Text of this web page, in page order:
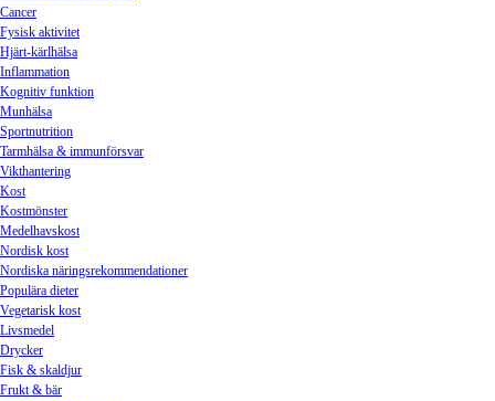
Cancer
Fysisk aktivitet
Hjärt-kärlhälsa
Inflammation
Kognitiv funktion
Munhälsa
Sportnutrition
Tarmhälsa & immunförsvar
Vikthantering
Kost
Kostmönster
Medelhavskost
Nordisk kost
Nordiska näringsrekommendationer
Populära dieter
Vegetarisk kost
Livsmedel
Drycker
Fisk & skaldjur
Frukt & bär